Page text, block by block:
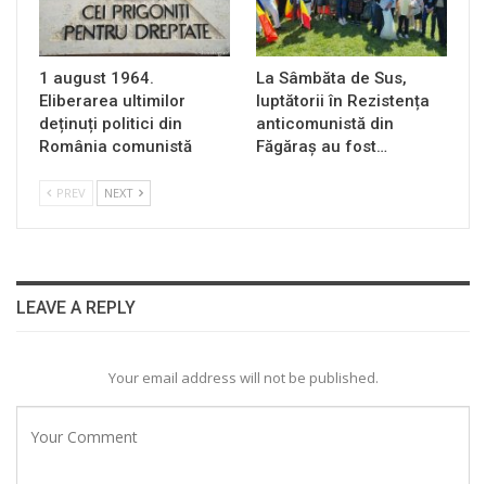
1 august 1964.
Eliberarea ultimilor
deținuți politici din
România comunistă
La Sâmbăta de Sus,
luptătorii în Rezistența
anticomunistă din
Făgăraș au fost…
PREV NEXT
LEAVE A REPLY
Your email address will not be published.